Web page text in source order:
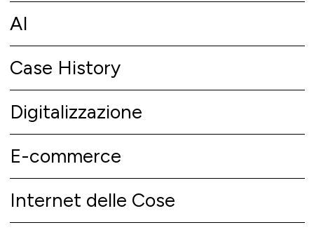
AI
Case History
Digitalizzazione
E-commerce
Internet delle Cose